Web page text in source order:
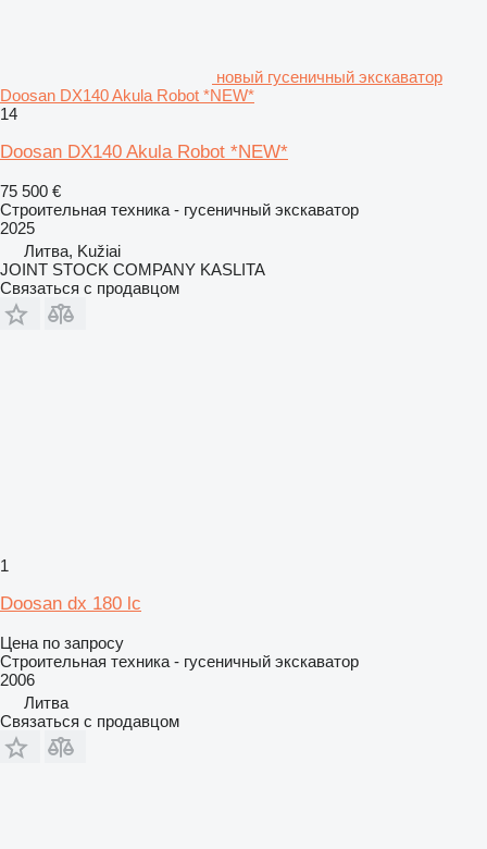
новый гусеничный экскаватор
Doosan DX140 Akula Robot *NEW*
14
Doosan DX140 Akula Robot *NEW*
75 500 €
Строительная техника - гусеничный экскаватор
2025
Литва, Kužiai
JOINT STOCK COMPANY KASLITA
Связаться с продавцом
1
Doosan dx 180 lc
Цена по запросу
Строительная техника - гусеничный экскаватор
2006
Литва
Связаться с продавцом